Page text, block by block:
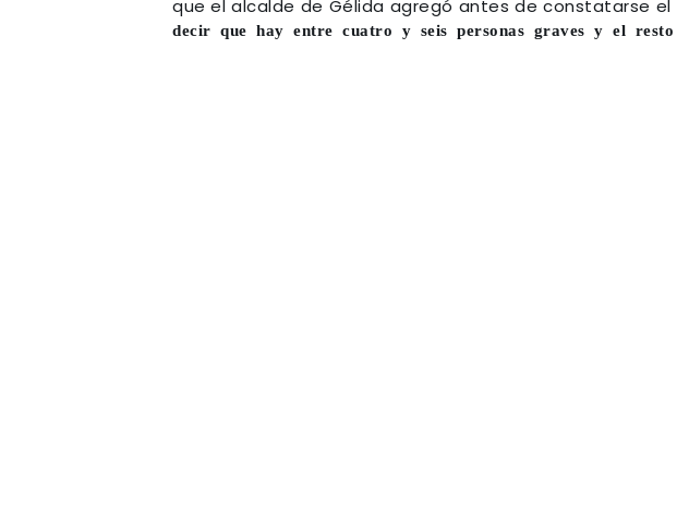
que el alcalde de Gélida agregó antes de constatarse
decir que hay entre cuatro y seis personas graves y el resto